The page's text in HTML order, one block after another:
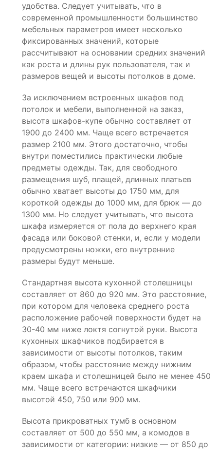
удобства. Следует учитывать, что в
современной промышленности большинство
мебельных параметров имеет несколько
фиксированных значений, которые
рассчитывают на основании средних значений
как роста и длины рук пользователя, так и
размеров вещей и высоты потолков в доме.
За исключением встроенных шкафов под
потолок и мебели, выполненной на заказ,
высота шкафов-купе обычно составляет от
1900 до 2400 мм. Чаще всего встречается
размер 2100 мм. Этого достаточно, чтобы
внутри поместились практически любые
предметы одежды. Так, для свободного
размещения шуб, плащей, длинных платьев
обычно хватает высоты до 1750 мм, для
короткой одежды до 1000 мм, для брюк — до
1300 мм. Но следует учитывать, что высота
шкафа измеряется от пола до верхнего края
фасада или боковой стенки, и, если у модели
предусмотрены ножки, его внутренние
размеры будут меньше.
Стандартная высота кухонной столешницы
составляет от 860 до 920 мм. Это расстояние,
при котором для человека среднего роста
расположение рабочей поверхности будет на
30-40 мм ниже локтя согнутой руки. Высота
кухонных шкафчиков подбирается в
зависимости от высоты потолков, таким
образом, чтобы расстояние между нижним
краем шкафа и столешницей было не менее 450
мм. Чаще всего встречаются шкафчики
высотой 450, 750 или 900 мм.
Высота прикроватных тумб в основном
составляет от 500 до 550 мм, а комодов в
зависимости от категории: низкие — от 850 до